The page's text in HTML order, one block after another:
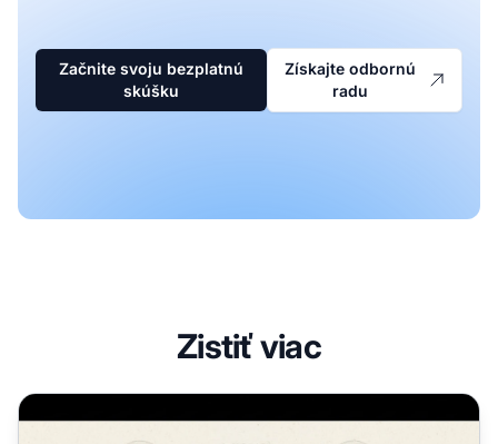
Začnite svoju bezplatnú
skúšku
Získajte odbornú
radu
Zistiť viac
Ako vytvoriť efektívnu stratégiu generovania leadov